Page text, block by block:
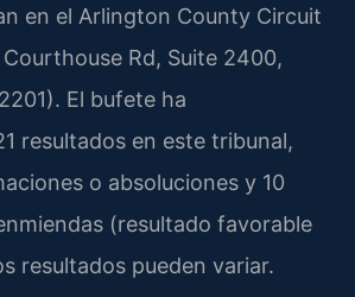
en el Arlington County Circuit
Rd, Suite 2400,
El bufete ha
resultados en este tribunal,
o absoluciones y 10
(resultado favorable
resultados pueden variar.